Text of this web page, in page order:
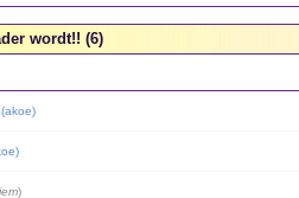
wordt!! (6)
(akoe)
)
)